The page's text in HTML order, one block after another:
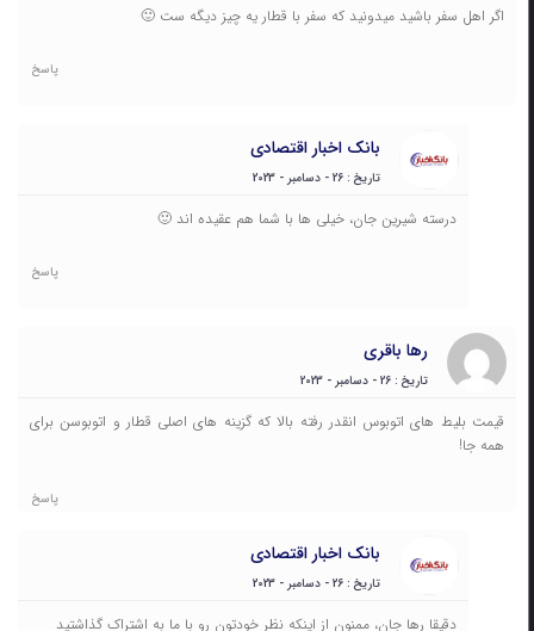
اگر اهل سفر باشید میدونید که سفر با قطار یه چیز دیگه ست 🙂
پاسخ
بانک اخبار اقتصادی
تاریخ : 26 - دسامبر - 2023
درسته شیرین جان، خیلی ها با شما هم عقیده اند 🙂
پاسخ
رها باقری
تاریخ : 26 - دسامبر - 2023
قیمت بلیط های اتوبوس انقدر رفته بالا که گزینه های اصلی قطار و اتوبوسن برای
همه جا!
پاسخ
بانک اخبار اقتصادی
تاریخ : 26 - دسامبر - 2023
دقیقا رها جان، ممنون از اینکه نظر خودتون رو با ما به اشتراک گذاشتید